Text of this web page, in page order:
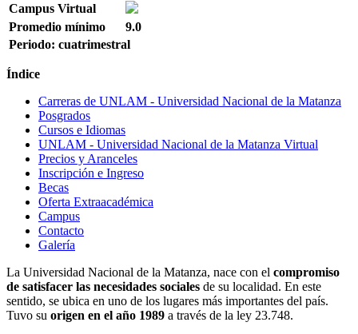
Campus Virtual
Promedio mínimo
9.0
Periodo: cuatrimestral
Índice
Carreras de UNLAM - Universidad Nacional de la Matanza
Posgrados
Cursos e Idiomas
UNLAM - Universidad Nacional de la Matanza Virtual
Precios y Aranceles
Inscripción e Ingreso
Becas
Oferta Extraacadémica
Campus
Contacto
Galería
La Universidad Nacional de la Matanza, nace con el compromiso
de satisfacer las necesidades sociales de su localidad. En este
sentido, se ubica en uno de los lugares más importantes del país.
Tuvo su origen en el año 1989 a través de la ley 23.748.